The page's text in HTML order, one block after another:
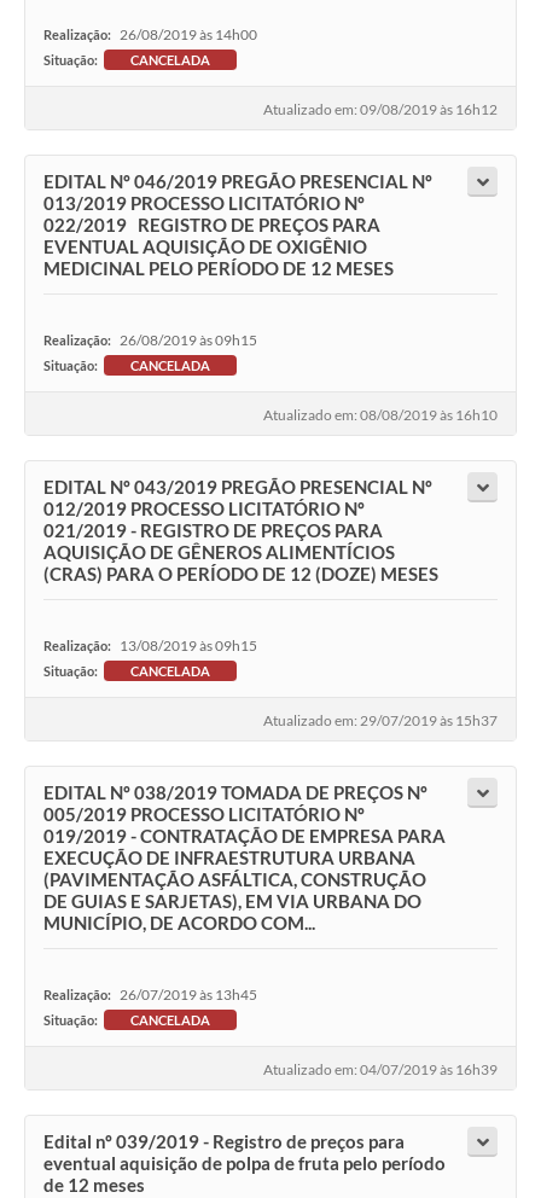
Realização: 26/08/2019 às 14h00
Situação: CANCELADA
Atualizado em: 09/08/2019 às 16h12
EDITAL Nº 046/2019 PREGÃO PRESENCIAL Nº
013/2019 PROCESSO LICITATÓRIO Nº
022/2019 REGISTRO DE PREÇOS PARA
EVENTUAL AQUISIÇÃO DE OXIGÊNIO
MEDICINAL PELO PERÍODO DE 12 MESES
Realização: 26/08/2019 às 09h15
Situação: CANCELADA
Atualizado em: 08/08/2019 às 16h10
EDITAL Nº 043/2019 PREGÃO PRESENCIAL Nº
012/2019 PROCESSO LICITATÓRIO Nº
021/2019 - REGISTRO DE PREÇOS PARA
AQUISIÇÃO DE GÊNEROS ALIMENTÍCIOS
(CRAS) PARA O PERÍODO DE 12 (DOZE) MESES
Realização: 13/08/2019 às 09h15
Situação: CANCELADA
Atualizado em: 29/07/2019 às 15h37
EDITAL Nº 038/2019 TOMADA DE PREÇOS Nº
005/2019 PROCESSO LICITATÓRIO Nº
019/2019 - CONTRATAÇÃO DE EMPRESA PARA
EXECUÇÃO DE INFRAESTRUTURA URBANA
(PAVIMENTAÇÃO ASFÁLTICA, CONSTRUÇÃO
DE GUIAS E SARJETAS), EM VIA URBANA DO
MUNICÍPIO, DE ACORDO COM...
Realização: 26/07/2019 às 13h45
Situação: CANCELADA
Atualizado em: 04/07/2019 às 16h39
Edital nº 039/2019 - Registro de preços para
eventual aquisição de polpa de fruta pelo período
de 12 meses